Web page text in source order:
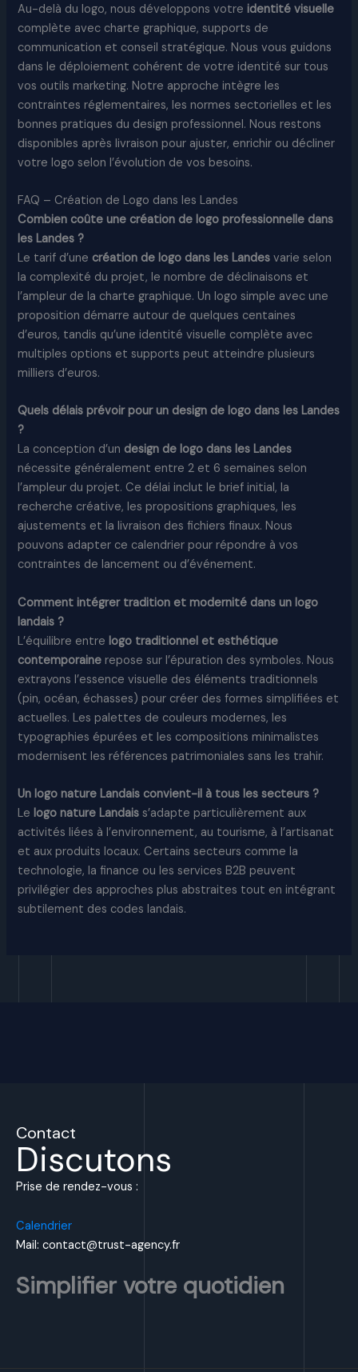
Au-delà du logo, nous développons votreidentité visuelle
complète avec charte graphique, supports de
communication et conseil stratégique. Nous vous guidons
dans le déploiement cohérent de votre identité sur tous
vos outils marketing. Notre approche intègre les
contraintes réglementaires, les normes sectorielles et les
bonnes pratiques du design professionnel. Nous restons
disponibles après livraison pour ajuster, enrichir ou décliner
votre logo selon l’évolution de vos besoins.​
FAQ – Création de Logo dans les Landes
Combien coûte une création de logoprofessionnelle dans
les Landes ?
Le tarif d’une création de logo dans les Landes varie selon
la complexité du projet, le nombre de déclinaisons et
l’ampleur de la charte graphique. Un logo simple avec une
proposition démarre autour de quelques centaines
d’euros, tandis qu’une identité visuelle complète avec
multiples options et supports peut atteindre plusieurs
milliers d’euros.
Quels délais prévoir pour un design de logo dans les Landes
?
La conception d’un design de logo dans les Landes
nécessite généralement entre 2 et 6 semaines selon
l’ampleur du projet. Ce délai inclut le brief initial, la
recherche créative, les propositions graphiques, les
ajustements et la livraison des fichiers finaux. Nous
pouvons adapter ce calendrier pour répondre à vos
contraintes de lancement ou d’événement.​
Comment intégrer tradition et modernité dans un logo
landais ?
L’équilibre entre logo traditionnel et esthétique
contemporainerepose sur l’épuration des symboles. Nous
extrayons l’essence visuelle des éléments traditionnels
(pin, océan, échasses) pour créer des formes simplifiées et
actuelles. Les palettes de couleurs modernes, les
typographies épurées et les compositions minimalistes
modernisent les références patrimoniales sans les trahir.​
Un logo nature Landais convient-il à tous les secteurs ?
Lelogo nature Landais s’adapte particulièrement aux
activités liées à l’environnement, au tourisme, à l’artisanat
et aux produits locaux. Certains secteurs comme la
technologie, la finance ou les services B2B peuvent
privilégier des approches plus abstraites tout en intégrant
subtilement des codes landais.
Contact
Discutons
Prise de rendez-vous :
Calendrier
Mail: contact@trust-agency.fr
Simplifier votre quotidien